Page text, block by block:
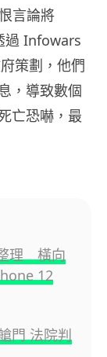
言論將
過 Infowars
策劃，他們
，導致數個
亡恐嚇，最
理 橫向
12
門 法院判